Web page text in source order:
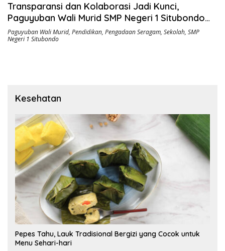
Transparansi dan Kolaborasi Jadi Kunci,
Paguyuban Wali Murid SMP Negeri 1 Situbondo
Sukses Kawal Pemesanan Seragam Siswa Baru
2026/2027
Paguyuban Wali Murid, Pendidikan, Pengadaan Seragam, Sekolah, SMP
Negeri 1 Situbondo
Kesehatan
Pepes Tahu, Lauk Tradisional Bergizi yang Cocok untuk
Menu Sehari-hari